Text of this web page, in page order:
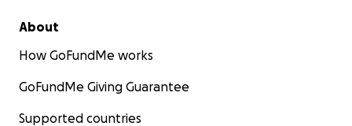
About
How GoFundMe works
GoFundMe Giving Guarantee
Supported countries